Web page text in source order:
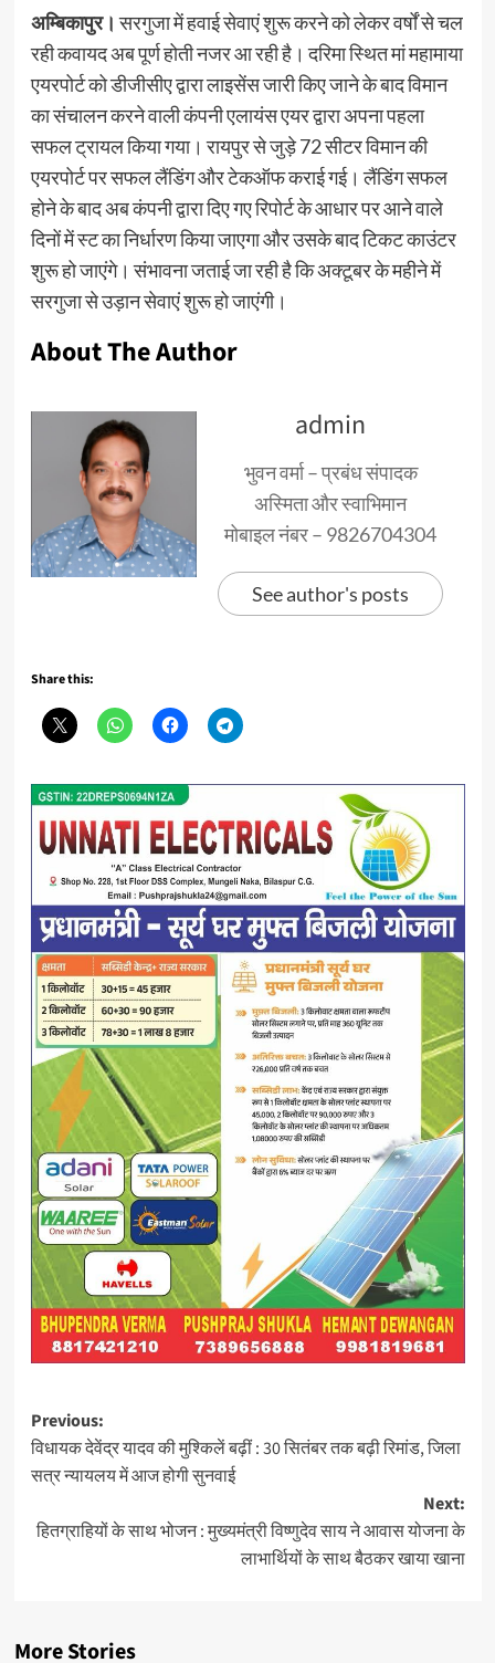
अम्बिकापुर।सरगुजा में हवाई सेवाएं शुरू करने को लेकर वर्षों से चल
रही कवायद अब पूर्ण होती नजर आ रही है। दरिमा स्थित मां महामाया
एयरपोर्ट को डीजीसीए द्वारा लाइसेंस जारी किए जाने के बाद विमान
का संचालन करने वाली कंपनी एलायंस एयर द्वारा अपना पहला
सफल ट्रायल किया गया। रायपुर से जुड़े 72 सीटर विमान की
एयरपोर्ट पर सफल लैंडिंग और टेकऑफ कराई गई। लैंडिंग सफल
होने के बाद अब कंपनी द्वारा दिए गए रिपोर्ट के आधार पर आने वाले
दिनों में स्ट का निर्धारण किया जाएगा और उसके बाद टिकट काउंटर
शुरू हो जाएंगे। संभावना जताई जा रही है कि अक्टूबर के महीने में
सरगुजा से उड़ान सेवाएं शुरू हो जाएंगी।
About The Author
admin
भुवन वर्मा – प्रबंध संपादक
अस्मिता और स्वाभिमान
मोबाइल नंबर – 9826704304
See author's posts
Share this:
Post
navigation
Previous:
विधायक देवेंद्र यादव की मुश्किलें बढ़ीं : 30 सितंबर तक बढ़ी रिमांड, जिला
सत्र न्यायलय में आज होगी सुनवाई
Next:
हितग्राहियों के साथ भोजन : मुख्यमंत्री विष्णुदेव साय ने आवास योजना के
लाभार्थियों के साथ बैठकर खाया खाना
More Stories